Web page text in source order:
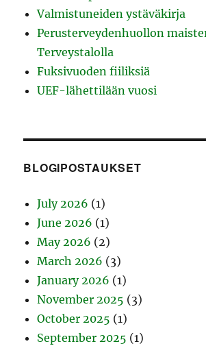
Valmistuneiden ystäväkirja
Perusterveydenhuollon
Terveystalolla
Fuksivuoden fiiliksiä
UEF-lähettilään vuosi
BLOGIPOSTAUKSET
July 2026 (1)
June 2026 (1)
May 2026 (2)
March 2026 (3)
January 2026 (1)
November 2025 (3)
October 2025 (1)
September 2025 (1)